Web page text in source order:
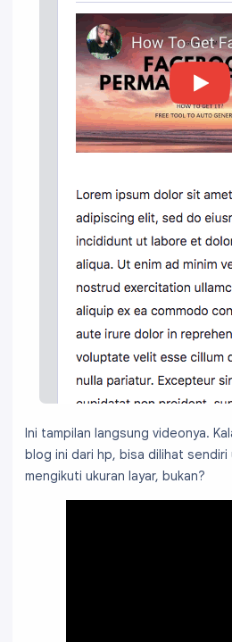
Ini tampilan langsung videonya.
blog ini dari hp, bisa dilihat sendiri
mengikuti ukuran layar, bukan?